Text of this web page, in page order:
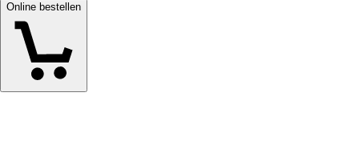
Online bestellen